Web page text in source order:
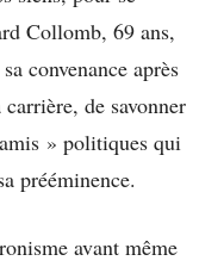
Collomb, 69 ans,
convenance après
de savonner
» politiques qui
prééminence.
avant même